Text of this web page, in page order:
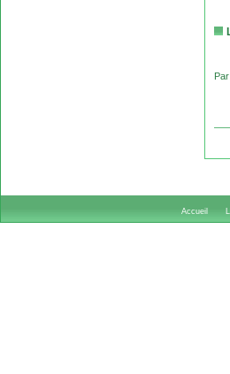
Par
Accueil